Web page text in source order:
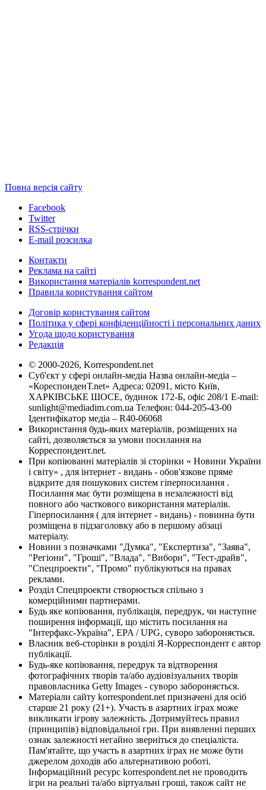
Повна версія сайту
Facebook
Twitter
RSS-стрічки
E-mail розсилка
Контакти
Реклама на сайті
Використання матеріалів korrespondent.net
Правила користування сайтом
Договір користування сайтом
Політика у сфері конфіденційності і персональних даних
Угода щодо користування
Редакція
© 2000-2026, Korrespondent.net
Суб'єкт у сфері онлайн-медіа Назва онлайн-медіа –
«КореспонденТ.net» Адреса: 02091, місто Київ,
ХАРКІВСЬКЕ ШОСЕ, будинок 172-Б, офіс 208/1 E-mail:
sunlight@mediadim.com.ua Телефон: 044-205-43-00
Ідентифікатор медіа – R40-06068
Використання будь-яких матеріалів, розміщених на
сайті, дозволяється за умови посилання на
Корреспондент.net.
При копіюванні матеріалів зі сторінки « Новини України
і світу» , для інтернет - видань - обов'язкове пряме
відкрите для пошукових систем гіперпосилання .
Посилання має бути розміщена в незалежності від
повного або часткового використання матеріалів.
Гіперпосилання ( для інтернет - видань) - повинна бути
розміщена в підзаголовку або в першому абзаці
матеріалу.
Новини з позначками "Думка", "Експертиза", "Заява",
"Регіони", "Гроші", "Влада", "Вибори", "Тест-драйв",
"Спецпроекти", "Промо" публікуються на правах
реклами.
Розділ Спецпроекти створюється спільно з
комерційними партнерами.
Будь яке копіювання, публікація, передрук, чи наступне
поширення інформації, що містить посилання на
"Інтерфакс-Україна", EPA / UPG, суворо забороняється.
Власник веб-сторінки в розділі Я-Корреспондент є автор
публікації.
Будь-яке копіювання, передрук та відтворення
фотографічних творів та/або аудіовізуальних творів
правовласника Getty Images - суворо забороняється.
Матеріали сайту korrespondent.net призначені для осіб
старше 21 року (21+). Участь в азартних іграх може
викликати ігрову залежність. Дотримуйтесь правил
(принципів) відповідальної гри. При виявленні перших
ознак залежності негайно зверніться до спеціаліста.
Пам'ятайте, що участь в азартних іграх не може бути
джерелом доходів або альтернативою роботі.
Інформаційний ресурс korrespondent.net не проводить
ігри на реальні та/або віртуальні гроші, також сайт не